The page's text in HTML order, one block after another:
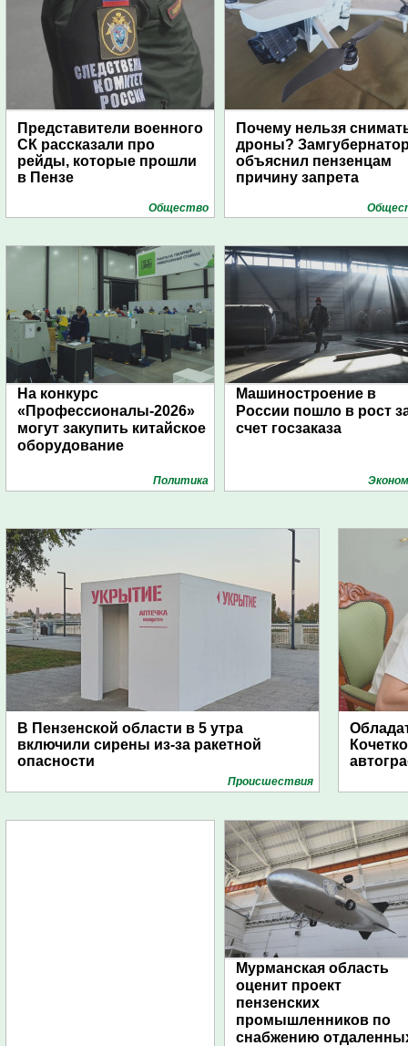
Представители военного
СК рассказали про
рейды, которые прошли
в Пензе
Общество
Почему нельзя
дроны?
объяснил пензенцам
причину запрета
На конкурс
«Профессионалы-2026»
могут закупить китайское
оборудование
Политика
Машиностроение в
России пошло в рост
счет госзаказа
В Пензенской области в 5 утра
включили сирены из-за ракетной
опасности
Проиcшествия
Мурманская область
оценит проект
пензенских
промышленников по
снабжению